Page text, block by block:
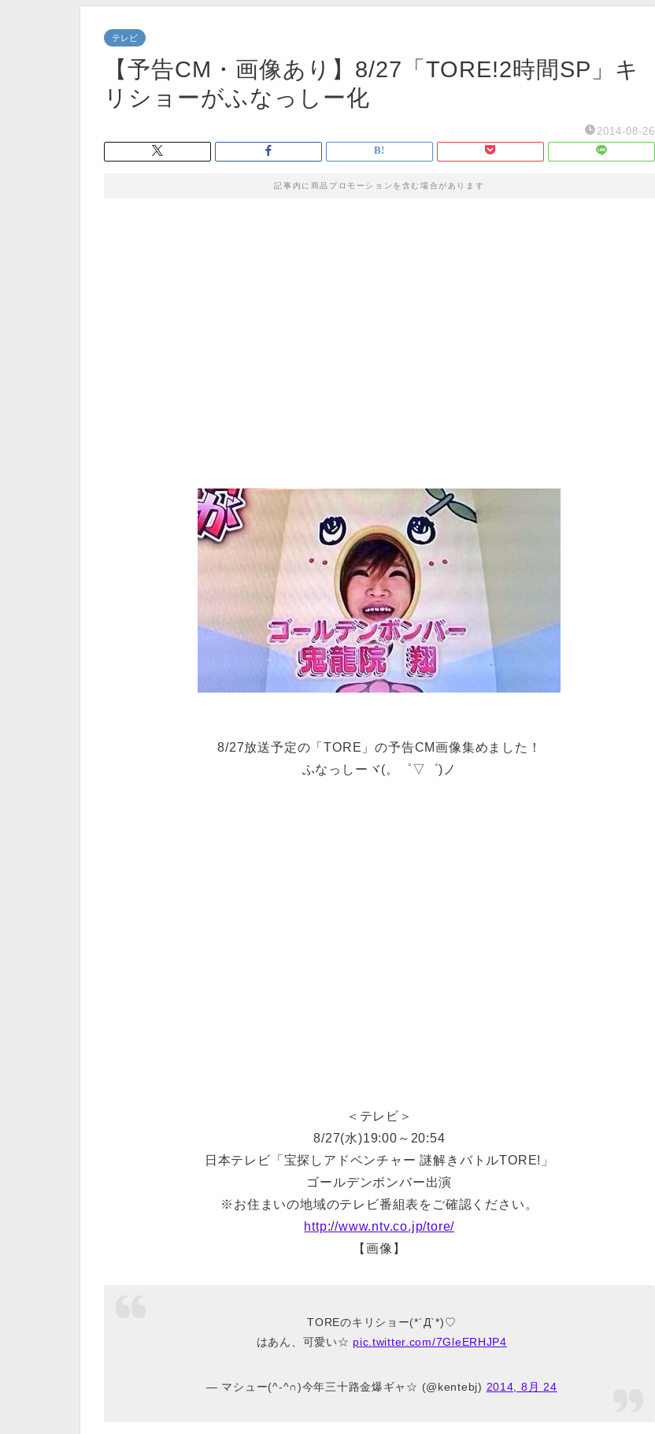
テレビ
【予告CM・画像あり】8/27「TORE!2時間SP」キ
リショーがふなっしー化
2014-08-26
記事内に商品プロモーションを含む場合があります
8/27放送予定の「TORE」の予告CM画像集めました！
ふなっしーヾ(。゜▽゜)ノ
＜テレビ＞
8/27(水)19:00～20:54
日本テレビ「宝探しアドベンチャー 謎解きバトルTORE!」
ゴールデンボンバー出演
※お住まいの地域のテレビ番組表をご確認ください。
http://www.ntv.co.jp/tore/
【画像】
TOREのキリショー(*´Д`*)♡
はあん、可愛い☆ pic.twitter.com/7GleERHJP4
— マシュー(^-^∩)今年三十路金爆ギャ☆ (@kentebj) 2014, 8月 24